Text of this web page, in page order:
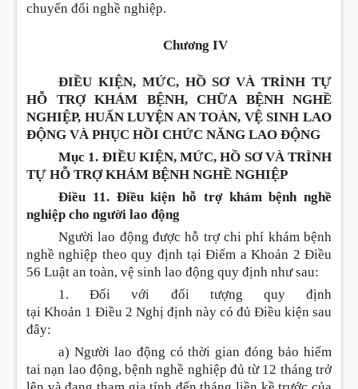
chuyển đổi nghề nghiệp.
Chương IV
ĐIỀU KIỆN, MỨC, HỒ SƠ VÀ TRÌNH TỰ
HỖ TRỢ KHÁM BỆNH, CHỮA BỆNH NGHỀ
NGHIỆP, HUẤN LUYỆN AN TOÀN, VỆ SINH LAO
ĐỘNG VÀ PHỤC HỒI CHỨC NĂNG LAO ĐỘNG
Mục 1. ĐIỀU KIỆN, MỨC, HỒ SƠ VÀ TRÌNH
TỰ HỖ TRỢ KHÁM BỆNH NGHỀ NGHIỆP
Điều 11. Điều kiện hỗ trợ khám bệnh nghề
nghiệp cho người lao động
Người lao động được hỗ trợ chi phí khám bệnh
nghề nghiệp theo quy định tạiĐiểm a Khoản 2 Điều
56 Luật an toàn, vệ sinh lao động quy định như sau:
1. Đối với đối tượng quy định
tại Khoản 1 Điều 2 Nghị định này có đủ Điều kiện sau
đây:
a) Người lao động có thời gian đóng bảo hiểm
tai nạn lao động, bệnh nghề nghiệp đủ từ 12 tháng trở